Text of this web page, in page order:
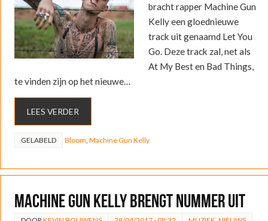
bracht rapper Machine Gun
Kelly een gloednieuwe
track uit genaamd Let You
Go. Deze track zal, net als
At My Best en Bad Things,
te vinden zijn op het nieuwe…
LEES VERDER
GELABELD Bloom Machine Gun Kelly
Machine Gun Kelly brengt nummer uit